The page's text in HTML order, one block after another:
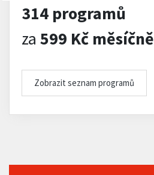
314 programů
za 599 Kč měsíčně
Zobrazit seznam programů